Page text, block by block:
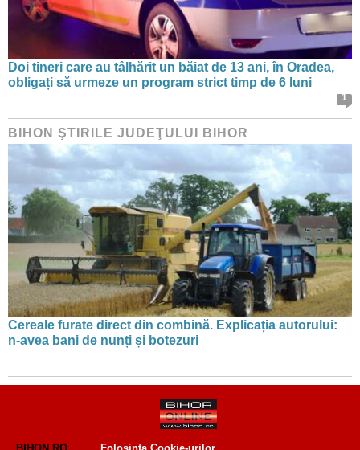
Doi tineri care au tâlhărit un băiat de 13 ani, în Oradea,
obligați să urmeze un program strict timp de 6 luni
1
BIHON ŞTIRILE JUDEŢULUI BIHOR
Cereale furate direct din combină. Explicația autorului:
n-avea bani de nunți și botezuri